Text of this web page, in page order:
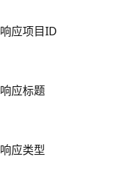
响应项目ID
响应标题
响应类型